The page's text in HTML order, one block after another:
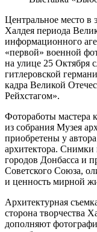
Центральное место в
Халдея периода
информационного
«первой» военной
на улице 25 Октября
гитлеровской
кадра Великой
Рейхстагом».
Фотоработы мастера
из собрания Музея
приобретены у
архитектора. Снимки
городов Донбасса и
Советского Союза,
и ценность мирной
Архитектурная
сторона творчества
дополняют